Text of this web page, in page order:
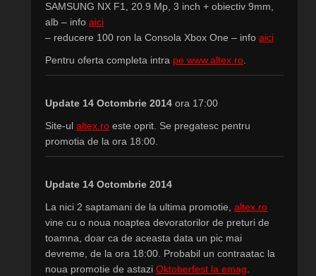
SAMSUNG NX F1, 20.9 Mp, 3 inch + obiectiv 9mm,
alb – info aici
– reducere 100 ron la Consola Xbox One – info aici
Pentru oferta completa intra pe www.altex.ro
Update 14 Octombrie 2014 ora 17:00
Site-ul altex.ro este oprit. Se pregatesc pentru
promotia de la ora 18:00.
Update 14 Octombrie 2014
La nici 2 saptamani de la ultima promotie, altex.ro
vine cu o noua noaptea devoratorilor de preturi de
toamna, doar ca de aceasta data un pic mai
devreme, de la ora 18:00. Probabil un contraatac la
noua promotie de astazi Oktoberfest la emag